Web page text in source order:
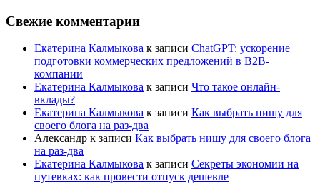
Свежие комментарии
Екатерина Калмыкова к записи ChatGPT: ускорение
подготовки коммерческих предложений в B2B-
компании
Екатерина Калмыкова к записи Что такое онлайн-
вклады?
Екатерина Калмыкова к записи Как выбрать нишу для
своего блога на раз-два
Александр к записи Как выбрать нишу для своего блога
на раз-два
Екатерина Калмыкова к записи Секреты экономии на
путевках: как провести отпуск дешевле